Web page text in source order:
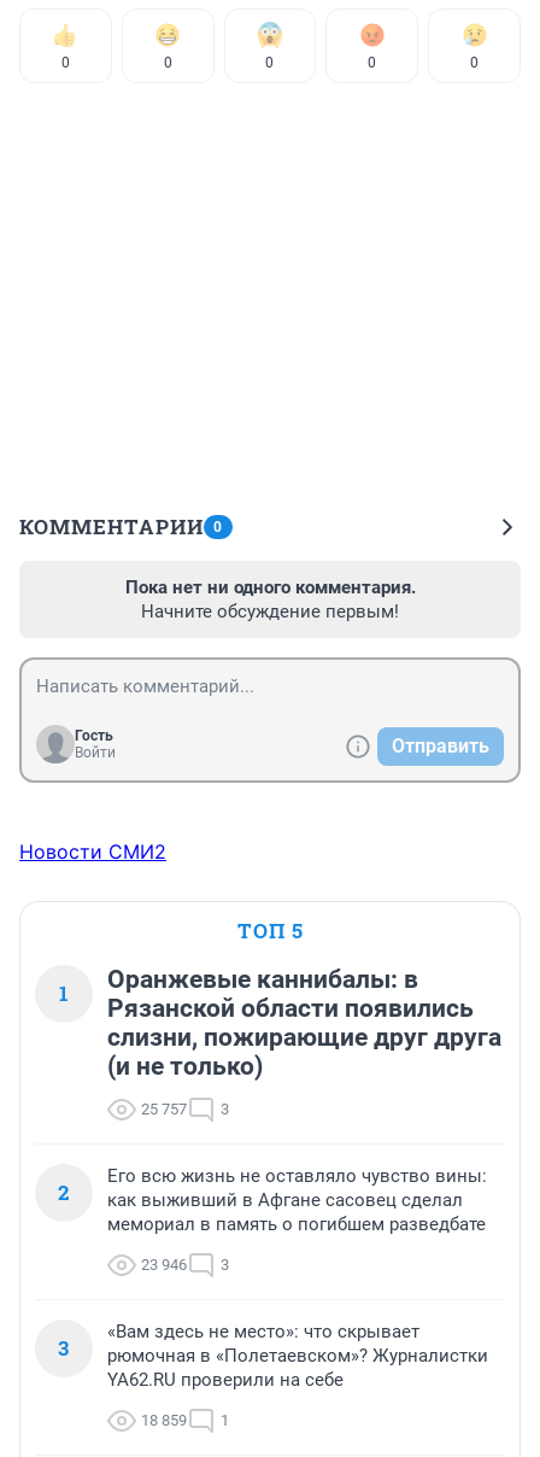
0 0 0 0 0
КОММЕНТАРИИ 0
Пока нет ни одного комментария.
Начните обсуждение первым!
Гость
Войти
Отправить
Новости СМИ2
ТОП 5
1
Оранжевые каннибалы: в
Рязанской области появились
слизни, пожирающие друг друга
(и не только)
25 757 3
2
Его всю жизнь не оставляло чувство вины:
как выживший в Афгане сасовец сделал
мемориал в память о погибшем разведбате
23 946 3
3
«Вам здесь не место»: что скрывает
рюмочная в «Полетаевском»? Журналистки
YA62.RU проверили на себе
18 859 1